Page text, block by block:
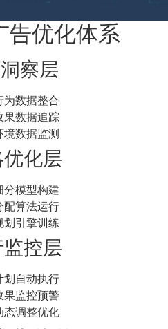
告优化体系
察层
为数据整合
果数据追踪
境数据监测
化层
分模型构建
配算法运行
划引擎训练
控层
划自动执行
果监控预警
态调整优化